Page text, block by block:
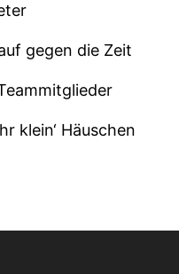
gegen die Zeit
klein‘ Häuschen